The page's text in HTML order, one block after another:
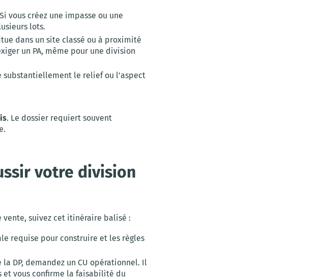
Si vous créez une impasse ou une
lots.
dans un site classé ou à proximité
un PA, même pour une division
substantiellement le relief ou l'aspect
. Le dossier requiert souvent
votre division
suivez cet itinéraire balisé :
requise pour construire et les règles
la DP, demandez un CU opérationnel. Il
et vous confirme la faisabilité du